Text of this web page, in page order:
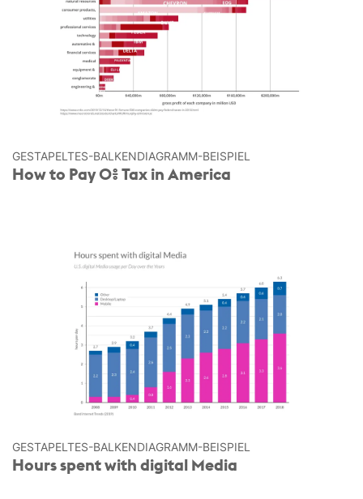
GESTAPELTES-BALKEN­DIAGRAMM-BEISPIEL
How to Pay 0% Tax in America
GESTAPELTES-BALKEN­DIAGRAMM-BEISPIEL
Hours spent with digital Media